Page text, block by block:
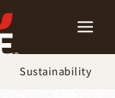
Sustainability